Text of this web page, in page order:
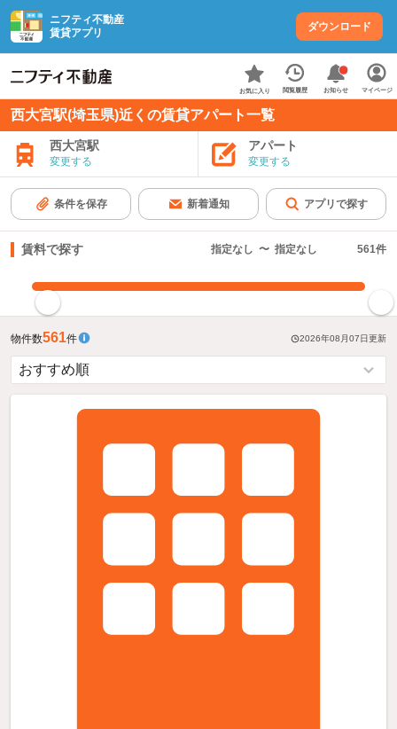
ニフティ不動産
賃貸アプリ
ダウンロード
お気に入り 閲覧履歴 お知らせ マイページ
西大宮駅(埼玉県)近くの賃貸アパート一覧
西大宮駅
変更する
アパート
変更する
条件を保存 新着通知 アプリで探す
賃料で探す 指定なし 〜 指定なし 561件
物件数561件 2026年08月07日更新